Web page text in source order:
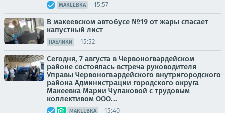
МАКЕЕВКА 15:57
В макеевском автобусе №19 от жары спасает
капустный лист
ПАБЛИКИ 15:52
Сегодня, 7 августа в Червоногвардейском
районе состоялась встреча руководителя
Управы Червоногвардейского внутригородского
района Администрации городского округа
Макеевка Марии Чулаковой с трудовым
коллективом ООО...
МАКЕЕВКА 15:40